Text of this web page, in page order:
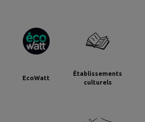
EcoWatt
Établissements
culturels